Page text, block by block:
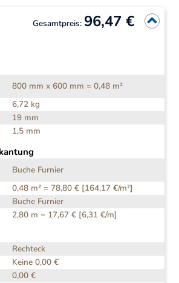
Gesamtpreis: 96,47 €
800 mm x 600 mm = 0,48 m²
6,72 kg
19 mm
1,5 mm
Buche Furnier
0,48 m² = 78,80 € [164,17 €/m²]
Buche Furnier
2,80 m = 17,67 € [6,31 €/m]
Rechteck
Keine 0,00 €
0,00 €